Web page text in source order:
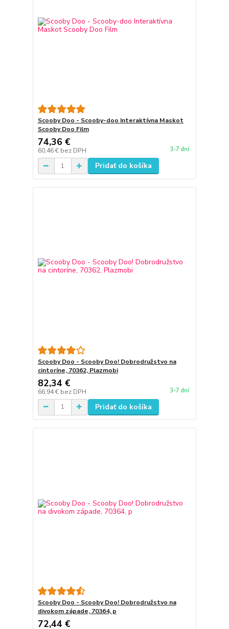
Scooby Doo - Scooby-doo Interaktívna Maskot
Scooby Doo Film
74,36 €
60,46 € bez DPH 3-7 dní
Pridať do košíka
Scooby Doo - Scooby Doo! Dobrodružstvo na
cintoríne, 70362, Plazmobi
82,34 €
66,94 € bez DPH 3-7 dní
Pridať do košíka
Scooby Doo - Scooby Doo! Dobrodružstvo na
divokom západe, 70364, p
72,44 €